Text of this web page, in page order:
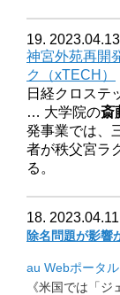
19. 2023.04.13
神宮外苑再開
ク（xTECH）
日経クロステ
… 大学院の斎
発事業では、
者が秩父宮ラ
る。
18. 2023.04.11
除名問題が影響
au Webポータル
《米国では「ジ